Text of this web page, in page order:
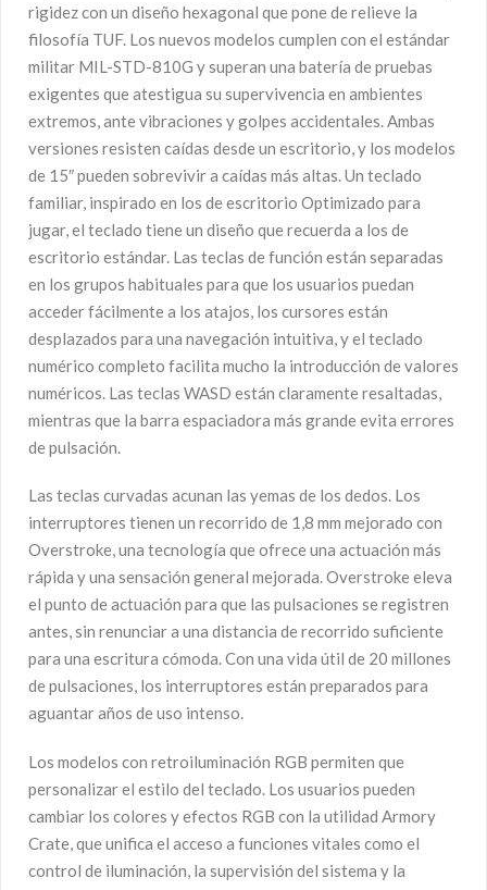
rigidez con un diseño hexagonal que pone de relieve la
filosofía TUF. Los nuevos modelos cumplen con el estándar
militar MIL-STD-810G y superan una batería de pruebas
exigentes que atestigua su supervivencia en ambientes
extremos, ante vibraciones y golpes accidentales. Ambas
versiones resisten caídas desde un escritorio, y los modelos
de 15″ pueden sobrevivir a caídas más altas. Un teclado
familiar, inspirado en los de escritorio Optimizado para
jugar, el teclado tiene un diseño que recuerda a los de
escritorio estándar. Las teclas de función están separadas
en los grupos habituales para que los usuarios puedan
acceder fácilmente a los atajos, los cursores están
desplazados para una navegación intuitiva, y el teclado
numérico completo facilita mucho la introducción de valores
numéricos. Las teclas WASD están claramente resaltadas,
mientras que la barra espaciadora más grande evita errores
de pulsación.
Las teclas curvadas acunan las yemas de los dedos. Los
interruptores tienen un recorrido de 1,8 mm mejorado con
Overstroke, una tecnología que ofrece una actuación más
rápida y una sensación general mejorada. Overstroke eleva
el punto de actuación para que las pulsaciones se registren
antes, sin renunciar a una distancia de recorrido suficiente
para una escritura cómoda. Con una vida útil de 20 millones
de pulsaciones, los interruptores están preparados para
aguantar años de uso intenso.
Los modelos con retroiluminación RGB permiten que
personalizar el estilo del teclado. Los usuarios pueden
cambiar los colores y efectos RGB con la utilidad Armory
Crate, que unifica el acceso a funciones vitales como el
control de iluminación, la supervisión del sistema y la